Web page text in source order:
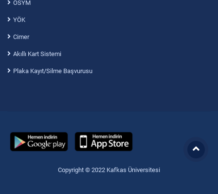
ÖSYM
YÖK
Cimer
Akıllı Kart Sistemi
Plaka Kayıt/Silme Başvurusu
Copyright © 2022 Kafkas Üniversitesi